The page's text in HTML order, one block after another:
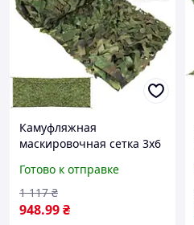
Камуфляжная
маскировочная сетка 3x6
стяжек
Готово к отправке
948.99₴
1 117 ₴